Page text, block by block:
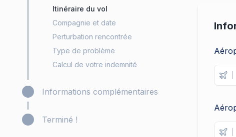
Itinéraire du vol
Compagnie et date
Perturbation rencontrée
Type de problème
Calcul de votre indemnité
Informations complémentaires
Terminé !